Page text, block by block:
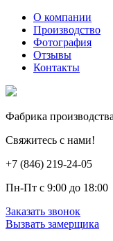
О компании
Производство
Фотография
Отзывы
Контакты
Фабрика
Свяжитесь с нами!
+7 (846) 219-24-05
Пн-Пт с 9:00 до 18:00
Заказать звонок
Вызвать замерщика